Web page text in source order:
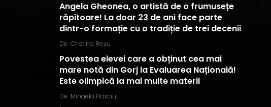
Angela Gheonea, o artistă de o frumusețe
răpitoare! La doar 23 de ani face parte
dintr-o formație cu o tradiție de trei decenii
De Cristina Roșu
Povestea elevei care a obținut cea mai
mare notă din Gorj la Evaluarea Națională!
Este olimpică la mai multe materii
De Mihaela Floroiu